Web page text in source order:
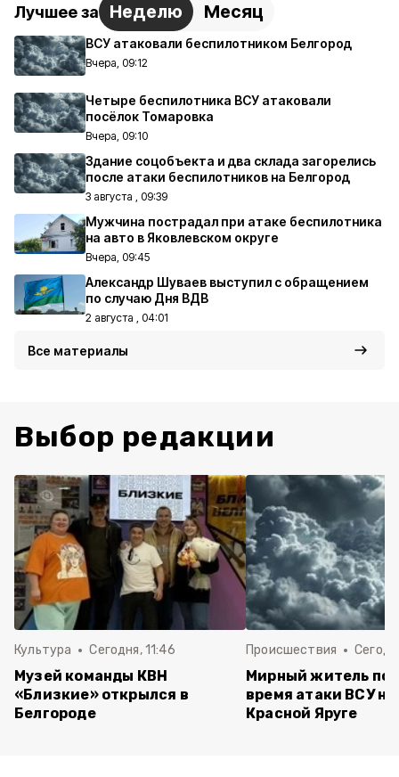
Лучшее за Неделю Месяц
ВСУ атаковали беспилотником Белгород
Вчера, 09:12
Четыре беспилотника ВСУ атаковали
посёлок Томаровка
Вчера, 09:10
Здание соцобъекта и два склада загорелись
после атаки беспилотников на Белгород
3 августа , 09:39
Мужчина пострадал при атаке беспилотника
на авто в Яковлевском округе
Вчера, 09:45
Александр Шуваев выступил с обращением
по случаю Дня ВДВ
2 августа , 04:01
Все материалы
Выбор редакции
Культура Сегодня, 11:46
Музей команды КВН
«Близкие» открылся в
Белгороде
Происшествия
Мирный житель
время атаки ВСУ на
Красной Яруге